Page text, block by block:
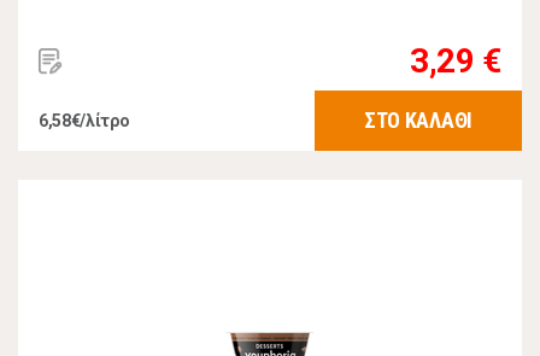
3,29 €
6,58€/λίτρο ΣΤΟ ΚΑΛΑΘΙ